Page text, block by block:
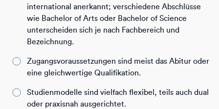
international anerkannt; verschiedene Abschlüsse
wie Bachelor of Arts oder Bachelor of Science
unterscheiden sich je nach Fachbereich und
Bezeichnung.
Zugangsvoraussetzungen sind meist das Abitur oder
eine gleichwertige Qualifikation.
Studienmodelle sind vielfach flexibel, teils auch dual
oder praxisnah ausgerichtet.